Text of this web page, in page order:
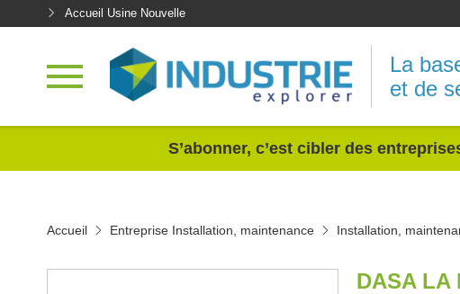
Accueil Usine Nouvelle
La
et de
S’abonner, c’est cibler des
Accueil Entreprise Installation, maintenance Installation,
DASA LA